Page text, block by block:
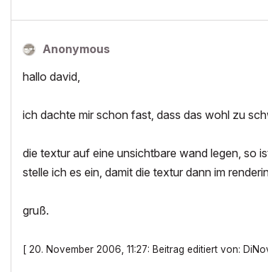
Anonymous
hallo david,
ich dachte mir schon fast, dass das wohl zu
die textur auf eine unsichtbare wand legen, so
stelle ich es ein, damit die textur dann im
gruß.
[ 20. November 2006, 11:27: Beitrag editiert von: